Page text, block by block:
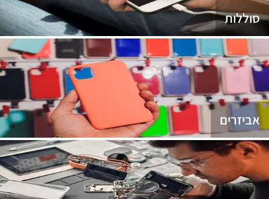
סוללות
אביזרים